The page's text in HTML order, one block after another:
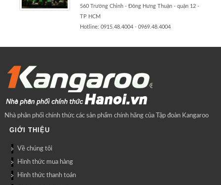
560 Trường Chinh - Đông Hưng Thuận - quận 12 -
TP HCM
Hotline: 0915.48.4004 - 0969.48.4004
Nhà phân phối chính thức các sản phẩm chính hãng của Tập đoàn Kangaroo
GIỚI THIỆU
Về chúng tôi
Hình thức mua hàng
Hình thức thanh toán